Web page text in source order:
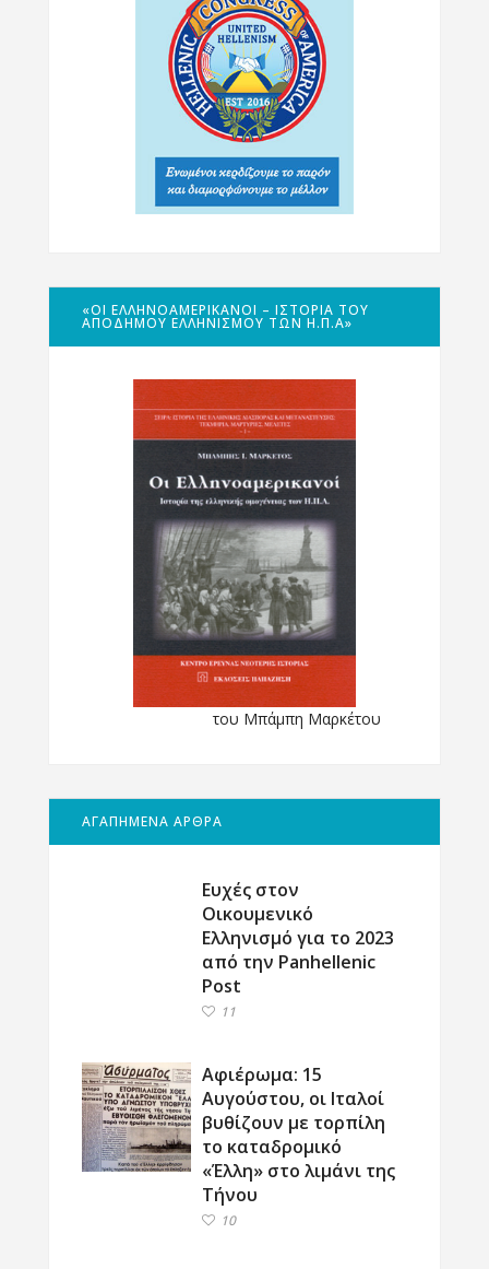
«ΟΙ ΕΛΛΗΝΟΑΜΕΡΙΚΑΝΟΊ – ΙΣΤΟΡΊΑ ΤΟΥ
ΑΠΌΔΗΜΟΥ ΕΛΛΗΝΙΣΜΟΎ ΤΩΝ Η.Π.Α»
του Μπάμπη Μαρκέτου
ΑΓΑΠΗΜΕΝΑ ΑΡΘΡΑ
Ευχές στον
Οικουμενικό
Ελληνισμό για το 2023
από την Panhellenic
Post
11
Αφιέρωμα: 15
Αυγούστου, οι Ιταλοί
βυθίζουν με τορπίλη
το καταδρομικό
«Έλλη» στο λιμάνι της
Τήνου
10